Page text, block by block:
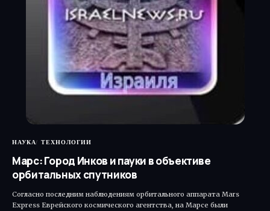
НАУКА ТЕХНОЛОГИИ
Марс: Город Инков и пауки в объективе
орбитальных спутников
Согласно последним наблюдениям орбитального аппарата Mars
Express Еврейского космического агентства, на Марсе были